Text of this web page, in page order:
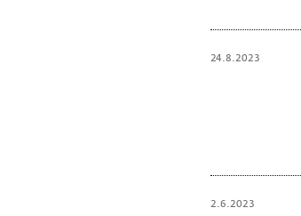
24.8.2023
2.6.2023